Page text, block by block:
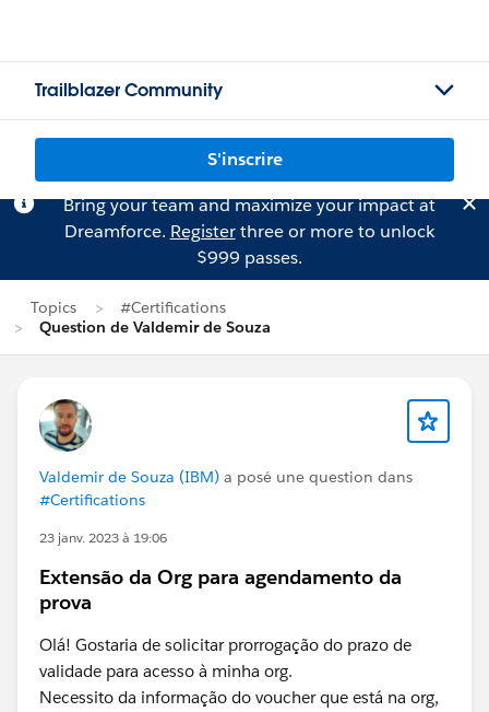
Trailblazer Community
S'inscrire
Bring your team and maximize your impact at
Dreamforce. Registerthree or more to unlock
$999 passes.
Topics
#Certifications
Question de Valdemir de Souza
Valdemir de Souza (IBM) a posé une question dans
#Certifications
23 janv. 2023 à 19:06
Extensão da Org para agendamento da
prova
Olá! Gostaria de solicitar prorrogação do prazo de
validade para acesso à minha org.
Necessito da informação do voucher que está na org,